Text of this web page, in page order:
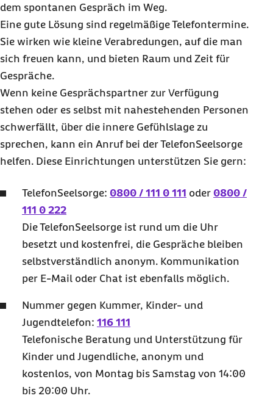
dem spontanen Gespräch im Weg.
Eine gute Lösung sind regelmäßige Telefontermine.
Sie wirken wie kleine Verabredungen, auf die man
sich freuen kann, und bieten Raum und Zeit für
Gespräche.
Wenn keine Gesprächspartner zur Verfügung
stehen oder es selbst mit nahestehenden Personen
schwerfällt, über die innere Gefühlslage zu
sprechen, kann ein Anruf bei der TelefonSeelsorge
helfen. Diese Einrichtungen unterstützen Sie gern:
TelefonSeelsorge: 0800 / 111 0 111 oder 0800 /
111 0 222
Die TelefonSeelsorge ist rund um die Uhr
besetzt und kostenfrei, die Gespräche bleiben
selbstverständlich anonym. Kommunikation
per E-Mail oder Chat ist ebenfalls möglich.
Nummer gegen Kummer, Kinder- und
Jugendtelefon: 116 111
Telefonische Beratung und Unterstützung für
Kinder und Jugendliche, anonym und
kostenlos, von Montag bis Samstag von 14:00
bis 20:00 Uhr.